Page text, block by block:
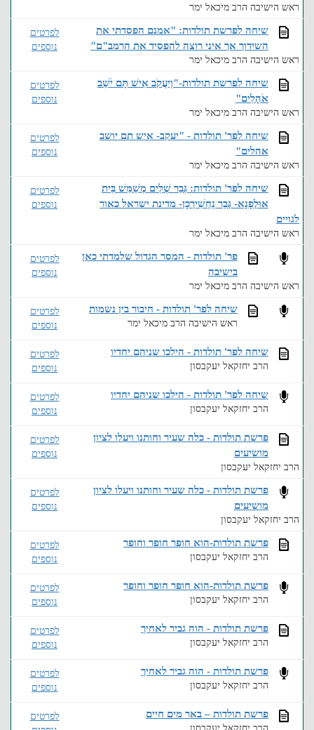
ראש הישיבה הרב מיכאל ימר
לפרטים
נוספים
שיחה לפרשת תולדות: "אמנם הפסדתי את
השידוך אך איני רוצה להפסיד את הרמב"ם"
ראש הישיבה הרב מיכאל ימר
לפרטים
נוספים
שיחה לפרשת תולדות-"וְיַעֲקֹב אִישׁ תָּם יֹשֵׁב
אֹהָלִים"
ראש הישיבה הרב מיכאל ימר
לפרטים
נוספים
שיחה לפר' תולדות - "יעקב- איש תם יושב
אהלים"
ראש הישיבה הרב מיכאל ימר
לפרטים
נוספים
שיחה לפר' תולדות: גְּבַר שְׁלִים מְשַׁמֵּשׁ בֵּית
אוּלְפָנָא- גְּבַר נַחְשִׁירְכָן- מדינת ישראל כאור
לגויים
ראש הישיבה הרב מיכאל ימר
לפרטים
נוספים
פר' תולדות - המסר הגדול שלמדתי כאן
בישיבה
ראש הישיבה הרב מיכאל ימר
לפרטים
נוספים
שיחה לפר' תולדות - חיבור בין נשמות
ראש הישיבה הרב מיכאל ימר
לפרטים
נוספים
שיחה לפר' תולדות - הילכו שניהם יחדיו
הרב יחזקאל יעקבסון
לפרטים
נוספים
שיחה לפר' תולדות - הילכו שניהם יחדיו
הרב יחזקאל יעקבסון
לפרטים
נוספים
פרשת תולדות - כלה שעיר וחותנו ויעלו לציון
מושיעים
הרב יחזקאל יעקבסון
לפרטים
נוספים
פרשת תולדות - כלה שעיר וחותנו ויעלו לציון
מושיעים
הרב יחזקאל יעקבסון
לפרטים
נוספים
פרשת תולדות-הוא חופר חופר וחופר
הרב יחזקאל יעקבסון
לפרטים
נוספים
פרשת תולדות-הוא חופר חופר וחופר
הרב יחזקאל יעקבסון
לפרטים
נוספים
פרשת תולדות - הוה גביר לאחיך
הרב יחזקאל יעקבסון
לפרטים
נוספים
פרשת תולדות - הוה גביר לאחיך
הרב יחזקאל יעקבסון
לפרטים
פרשת תולדות – באר מים חיים